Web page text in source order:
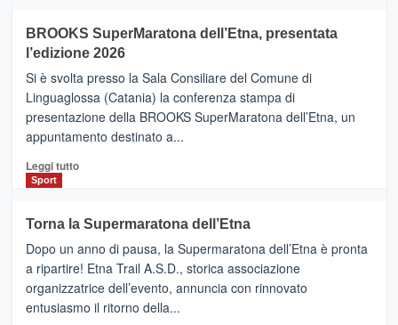
con
la
Al
via
i
collegamenti
BROOKS SuperMaratona dell’Etna, presentata
l’edizione 2026
Si è svolta presso la Sala Consiliare del Comune di
Linguaglossa (Catania) la conferenza stampa di
presentazione della BROOKS SuperMaratona dell’Etna, un
appuntamento destinato a...
Leggi tuttoLeggi
BROOKS
SuperMaratona
dell’Etna,
presentata
l’edizione
2026
Sport
Torna la Supermaratona dell’Etna
Dopo un anno di pausa, la Supermaratona dell’Etna è pronta
a ripartire! Etna Trail A.S.D., storica associazione
organizzatrice dell’evento, annuncia con rinnovato
entusiasmo il ritorno della...